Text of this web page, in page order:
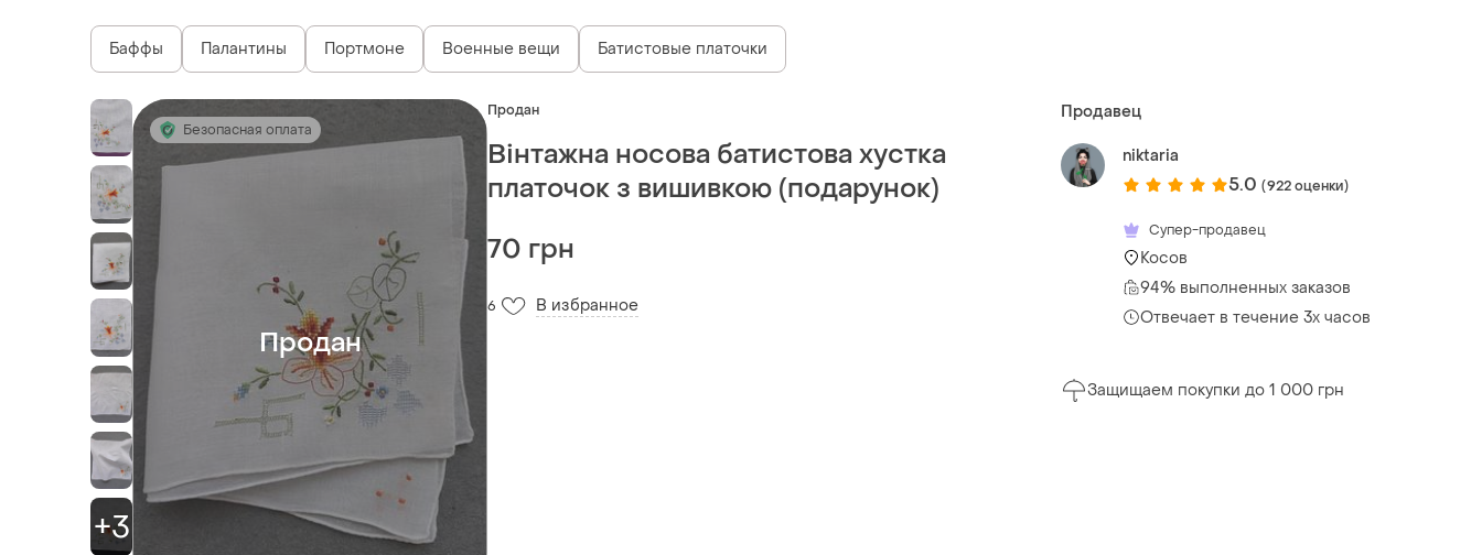
Баффы Палантины Портмоне Военные вещи Батистовые платочки
+3
Безопасная оплата
Продан
Продан
Вінтажна носова батистова хустка
платочок з вишивкою (подарунок)
70 грн
6 В избранное
Продавец
niktaria
5.0 (922 оценки)
Супер-продавец
Косов
94% выполненных заказов
Отвечает в течение 3х часов
Защищаем покупки до 1 000 грн